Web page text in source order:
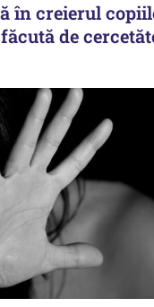
în creierul
de